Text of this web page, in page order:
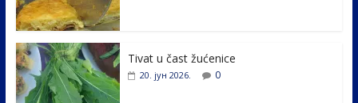
o
o
k Tivat u čast žućenice
20. јун 2026. 0